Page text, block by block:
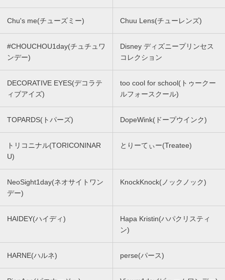
Chu's me(チューズミー) Chuu Lens(チューレンズ)
#CHOUCHOU1day(チュチュワ
ンデー)
Disney ディズニープリンセス
コレクション
DECORATIVE EYES(デコラテ
ィブアイズ)
too cool for school(トゥークー
ルフォースクール)
TOPARDS(トパーズ) DopeWink(ドープウインク)
トリコニナル(TORICONINAR
U)
とりーてぃー(Treatee)
NeoSight1day(ネオサイトワン
デー)
KnockKnock(ノックノック)
HAIDEY(ハイディ)
Hapa Kristin(ハパクリスティ
ン)
HARNE(ハルネ) perse(パース)